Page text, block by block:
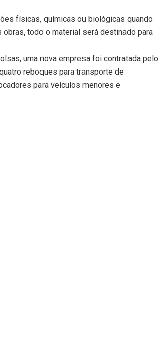
físicas, químicas ou biológicas quando
todo o material será destinado para
uma nova empresa foi contratada pelo
reboques para transporte de
para veículos menores e